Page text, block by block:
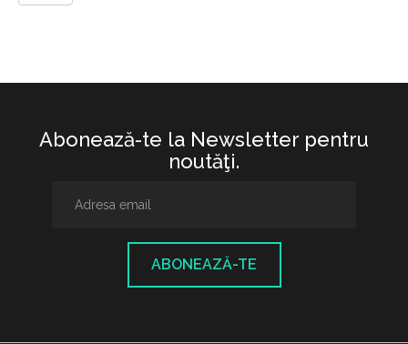
Abonează-te la Newsletter pentru
noutăţi.
ABONEAZĂ-TE